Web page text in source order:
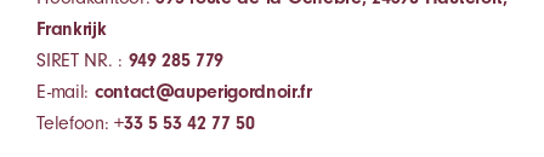
Frankrijk
SIRET NR. : 949 285 779
E-mail: contact@auperigordnoir.fr
Telefoon:+33 5 53 42 77 50